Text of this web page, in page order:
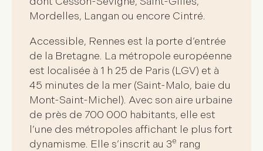
Mordelles, Langan ou encore Cintré.
Accessible, Rennes est la porte d’entrée
de la Bretagne. La métropole européenne
est localisée à 1 h 25 de Paris (LGV) et à
45 minutes de la mer (Saint-Malo, baie du
Mont-Saint-Michel). Avec son aire urbaine
de près de 700 000 habitants, elle est
l’une des métropoles affichant le plus fort
dynamisme. Elle s’inscrit au 3e rang